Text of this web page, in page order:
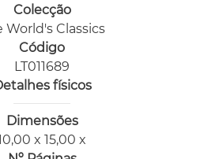
Colecção
World's Classics
Código
LT011689
físicos
Dimensões
x 15,00 x